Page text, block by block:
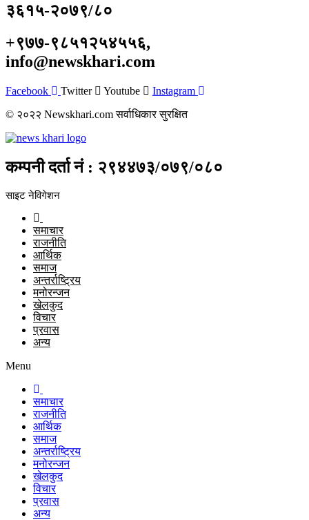
३६१५-२०७९/८०
+९७७-९८५१२५४५५६,
info@newskhari.com
Facebook Twitter Youtube
Instagram
© २०२२ Newskhari.com सर्वाधिकार सुरक्षित
कम्पनी दर्ता नं : २९४४७३/०७९/०८०
साइट नेविगेशन
समाचार
राजनीति
आर्थिक
समाज
अन्तर्राष्ट्रिय
मनोरन्जन
खेलकुद
विचार
प्रवास
अन्य
Menu
समाचार
राजनीति
आर्थिक
समाज
अन्तर्राष्ट्रिय
मनोरन्जन
खेलकुद
विचार
प्रवास
अन्य